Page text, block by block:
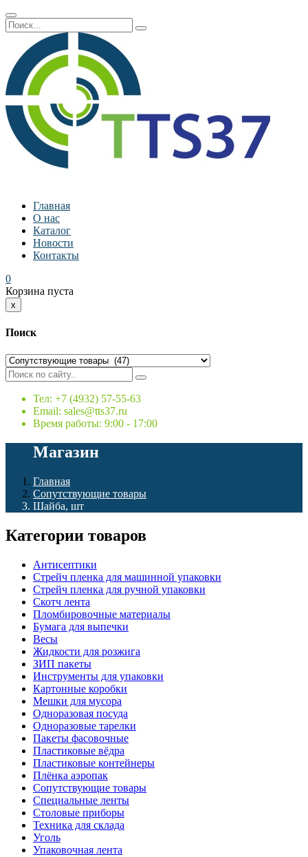
Главная
О нас
Каталог
Новости
Контакты
0
Корзина пуста
x
Поиск
Тел: +7 (4932) 57-55-63
Email: sales@tts37.ru
Время работы: 9:00 - 17:00
Магазин
Главная
Сопутствующие товары
Шайба, шт
Категории товаров
Антисептики
Стрейч пленка для машинной упаковки
Стрейч пленка для ручной упаковки
Скотч лента
Пломбировочные материалы
Бумага для выпечки
Весы
Жидкости для розжига
ЗИП пакеты
Инструменты для упаковки
Картонные коробки
Мешки для мусора
Одноразовая посуда
Одноразовые тарелки
Пакеты фасовочные
Пластиковые вёдра
Пластиковые контейнеры
Плёнка аэропак
Сопутствующие товары
Специальные ленты
Столовые приборы
Техника для склада
Уголь
Упаковочная лента